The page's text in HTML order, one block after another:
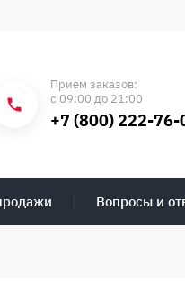
Прием заказов:
с 09:00 до 21:00
+7 (800) 222-76-
Вопросы и